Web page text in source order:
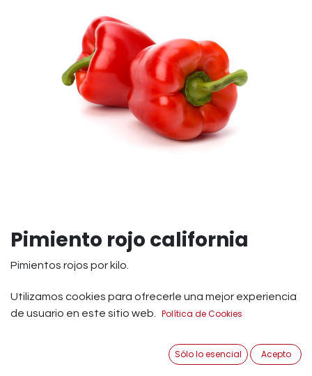
Pimiento rojo california
Pimientos rojos por kilo.
Además de su color brillante, sabor dulce y textura
aterciopelada, los pimientos rojos son una adición de
nutricionales. Gracias a su alto contenido en vitamina C,
esta verdura favorece la absorción del hierro de los
Utilizamos cookies para ofrecerle una mejor experiencia
de usuario en este sitio web. Política de Cookies
Sólo lo esencial Acepto